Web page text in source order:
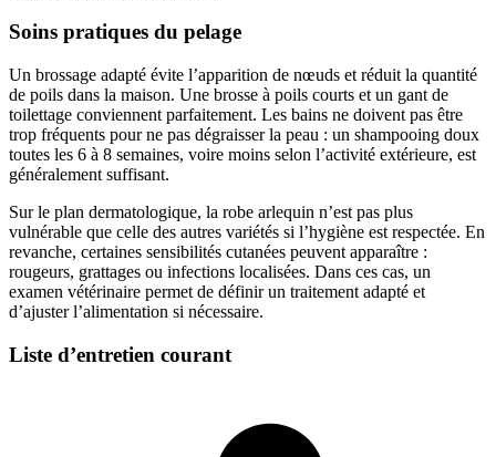
Soins pratiques du pelage
Un brossage adapté évite l’apparition de nœuds et réduit la quantité
de poils dans la maison. Une brosse à poils courts et un gant de
toilettage conviennent parfaitement. Les bains ne doivent pas être
trop fréquents pour ne pas dégraisser la peau : un shampooing doux
toutes les 6 à 8 semaines, voire moins selon l’activité extérieure, est
généralement suffisant.
Sur le plan dermatologique, la robe arlequin n’est pas plus
vulnérable que celle des autres variétés si l’hygiène est respectée. En
revanche, certaines sensibilités cutanées peuvent apparaître :
rougeurs, grattages ou infections localisées. Dans ces cas, un
examen vétérinaire permet de définir un traitement adapté et
d’ajuster l’alimentation si nécessaire.
Liste d’entretien courant